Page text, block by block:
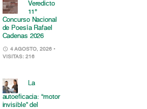
Veredicto
11°
Concurso Nacional
de Poesía Rafael
Cadenas 2026
4 AGOSTO, 2026 •
VISITAS: 216
La
autoeficacia: “motor
invisible” del